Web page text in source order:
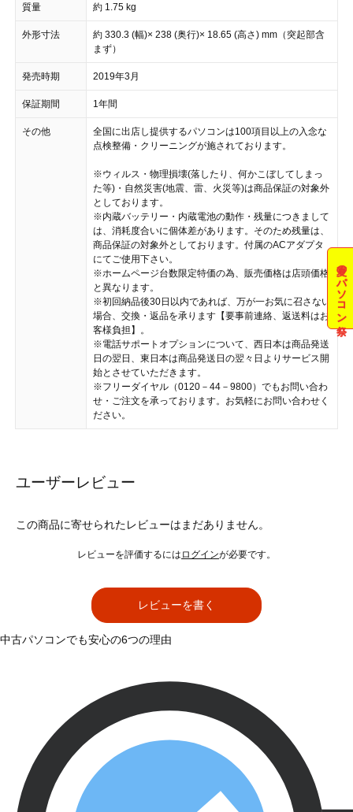
質量 約 1.75 kg
外形寸法
約 330.3 (幅)× 238 (奥行)× 18.65 (高さ) mm（突起部含
まず）
発売時期 2019年3月
保証期間 1年間
その他
全国に出店し提供するパソコンは100項目以上の入念な
点検整備・クリーニングが施されております。
※ウィルス・物理損壊(落したり、何かこぼしてしまっ
た等)・自然災害(地震、雷、火災等)は商品保証の対象外
としております。
※内蔵バッテリー・内蔵電池の動作・残量につきまして
は、消耗度合いに個体差があります。そのため残量は、
商品保証の対象外としております。付属のACアダプタ
にてご使用下さい。
※ホームページ台数限定特価の為、販売価格は店頭価格
と異なります。
※初回納品後30日以内であれば、万が一お気に召さない
場合、交換・返品を承ります【要事前連絡、返送料はお
客様負担】。
※電話サポートオプションについて、西日本は商品発送
日の翌日、東日本は商品発送日の翌々日よりサービス開
始とさせていただきます。
※フリーダイヤル（0120－44－9800）でもお問い合わ
せ・ご注文を承っております。お気軽にお問い合わせく
ださい。
ユーザーレビュー
この商品に寄せられたレビューはまだありません。
レビューを評価するには ログインが必要です。
レビューを書く
夏のパソコン祭
中古パソコンでも安心の6つの理由